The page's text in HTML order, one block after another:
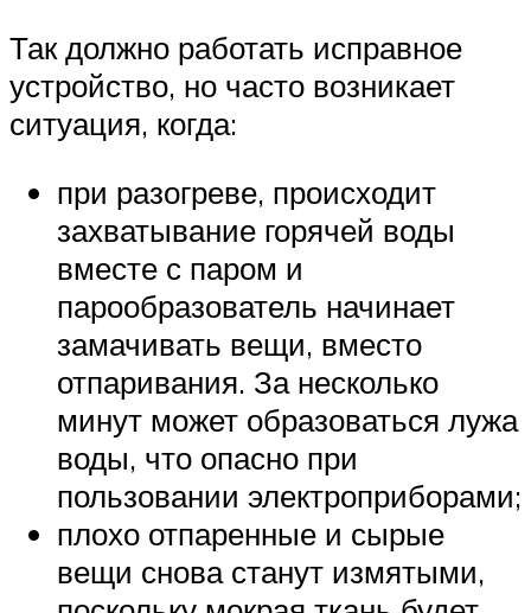
Так должно работать исправное
устройство, но часто возникает
ситуация, когда:
при разогреве, происходит
захватывание горячей воды
вместе с паром и
парообразователь начинает
замачивать вещи, вместо
отпаривания. За несколько
минут может образоваться лужа
воды, что опасно при
пользовании электроприборами;
плохо отпаренные и сырые
вещи снова станут измятыми,